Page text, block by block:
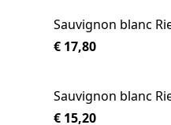
Sauvignon blanc
€ 17,80
Sauvignon blanc
€ 15,20